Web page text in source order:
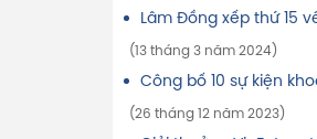
Lâm Đồng xếp thứ 15
(13 tháng 3 năm 2024)
Công bố 10 sự kiện
(26 tháng 12 năm 2023)